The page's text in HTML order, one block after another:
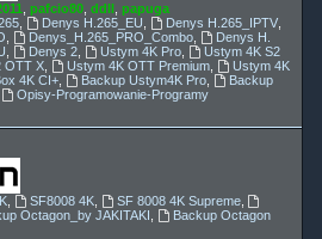
pafcio80 ddll papuga
, Denys H.265_EU Denys H.265_IPTV,
Denys_H.265_PRO_Combo,
Denys H.
Denys 2, Ustym 4K Pro,
Ustym 4K S2
OTT X, Ustym 4K OTT Premium,
Ustym 4K
4K CI+, Backup Ustym4K Pro,
Backup
Opisy-Programowanie-Programy
, SF8008 4K, SF 8008 4K Supreme,
Octagon_by JAKITAKI
Backup Octagon